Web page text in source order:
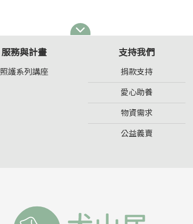
服務與計畫
照護系列講座
支持我們
捐款支持
愛心助養
物資需求
公益義賣